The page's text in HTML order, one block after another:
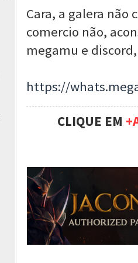
Cara, a galera
comercio não,
megamu e
https://
CLIQUE EM